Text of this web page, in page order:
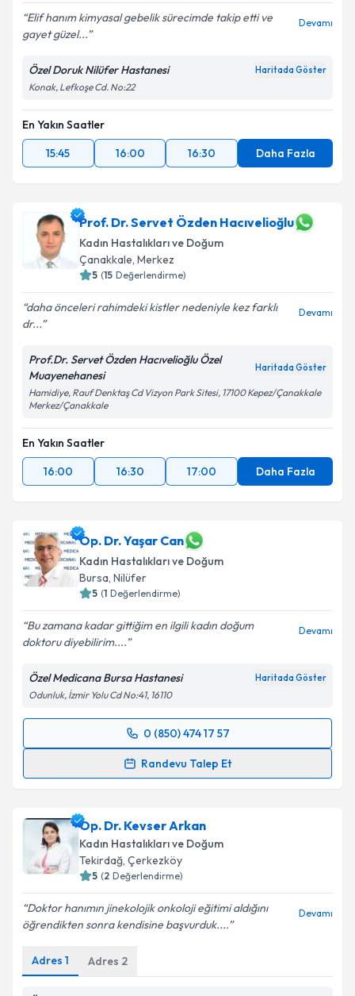
Elif hanım kimyasal gebelik sürecimde takip etti ve
gayet güzel...
Devamı
Özel Doruk Nilüfer Hastanesi Haritada Göster
Konak, Lefkoşe Cd. No:22
En Yakın Saatler
15:45
16:00 16:30 Daha Fazla
Prof. Dr. Servet Özden Hacıvelioğlu
Kadın Hastalıkları ve Doğum
Çanakkale, Merkez
5 (15 Değerlendirme)
daha önceleri rahimdeki kistler nedeniyle kez farklı
dr...
Devamı
Prof.Dr. Servet Özden Hacıvelioğlu Özel
Muayenehanesi
Haritada Göster
Hamidiye, Rauf Denktaş Cd Vizyon Park Sitesi, 17100 Kepez/Çanakkale
Merkez/Çanakkale
En Yakın Saatler
16:00
16:30 17:00 Daha Fazla
Op. Dr. Yaşar Can
Kadın Hastalıkları ve Doğum
Bursa, Nilüfer
5 (1 Değerlendirme)
Bu zamana kadar gittiğim en ilgili kadın doğum
doktoru diyebilirim....
Devamı
Özel Medicana Bursa Hastanesi Haritada Göster
Odunluk, İzmir Yolu Cd No:41, 16110
0 (850) 474 17 57
Randevu Talep Et
Randevu Takvimi Talebi
takvim hazırlandığında e-posta ile bilgilendireceğiz.
E-posta Adresiniz
Kişisel verilerimin işlenmesine ilişkin
kapsamda işlenmesini kabul ediyorum.
Op. Dr. Kevser Arkan
Kadın Hastalıkları ve Doğum
Tekirdağ, Çerkezköy
5 (2 Değerlendirme)
Doktor hanımın jinekolojik onkoloji eğitimi aldığını
öğrendikten sonra kendisine başvurduk....
Devamı
Adres 1 Adres 2